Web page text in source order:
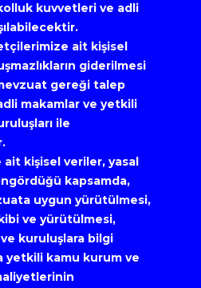
kuvvetleri ve adli
ait kişisel
giderilmesi
gereği talep
makamlar ve yetkili
ile
kişisel veriler, yasal
kapsamda,
uygun yürütülmesi,
ve yürütülmesi,
kuruluşlara bilgi
yetkili kamu kurum ve